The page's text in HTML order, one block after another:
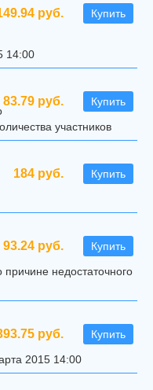
руб. Купить
14:00
83.79 руб. Купить
участников
184 руб. Купить
93.24 руб. Купить
недостаточного
руб. Купить
2015 14:00